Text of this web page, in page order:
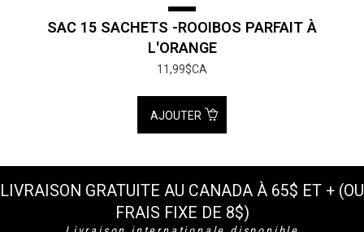
SAC 15 SACHETS -ROOIBOS PARFAIT À
L'ORANGE
11,99$CA
AJOUTER
LIVRAISON GRATUITE AU CANADA À 65$ ET + (OU
FRAIS FIXE DE 8$)